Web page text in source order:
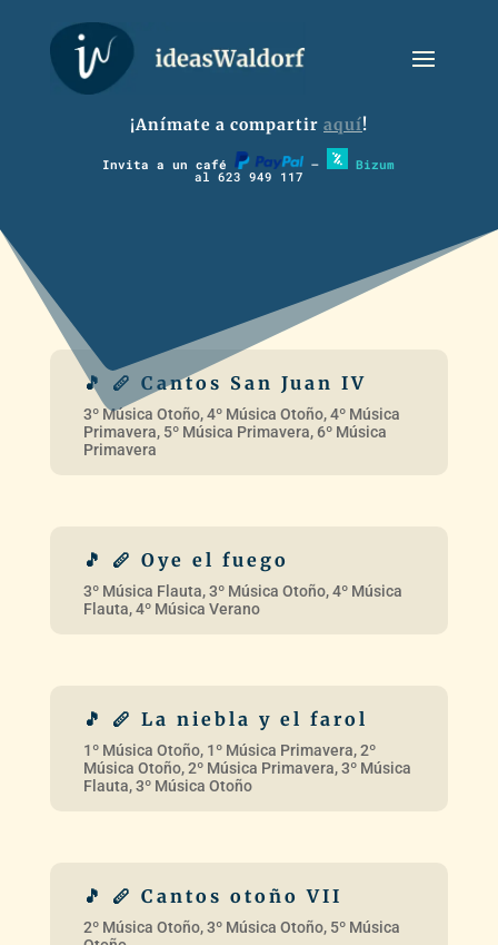
¡Anímate a compartir aquí!
Invita a un café – Bizum
al 623 949 117